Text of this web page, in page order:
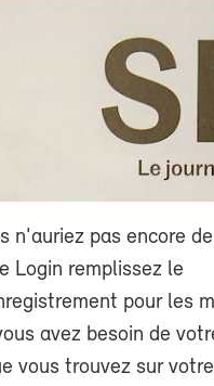
n'auriez pas encore
Login remplissez le
pour les
avez besoin de
vous trouvez sur